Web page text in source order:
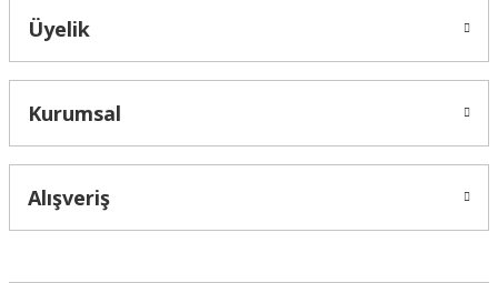
Üyelik
Kurumsal
Alışveriş